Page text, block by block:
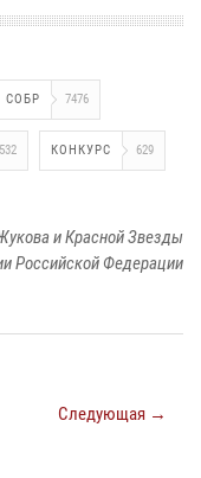
СОБР 7476
КОНКУРС 629
и Красной Звезды
Российской Федерации
Следующая →